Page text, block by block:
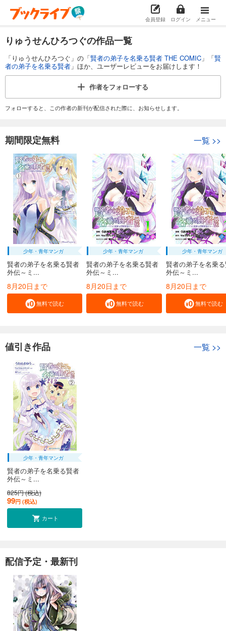
会員登録 ログイン メニュー
りゅうせんひろつぐの作品一覧
「りゅうせんひろつぐ」の「賢者の弟子を名乗る賢者 THE COMIC 」「賢
者の弟子を名乗る賢者 」ほか、ユーザーレビューをお届けします！
作者をフォローする
フォローすると、この作者の新刊が配信された際に、お知らせします。
期間限定無料 一覧 >>
少年・青年マンガ
賢者の弟子を名乗る賢者
外伝～ミ...
8月20日まで
無料で読む
少年・青年マンガ
賢者の弟子を名乗る賢者
外伝～ミ...
8月20日まで
無料で読む
少年・青年マンガ
賢者の弟子を名乗
外伝～ミ...
8月20日まで
無料で読む
値引き作品 一覧 >>
少年・青年マンガ
賢者の弟子を名乗る賢者
外伝～ミ...
825円 (税込)
99円 (税込)
カート
配信予定・最新刊